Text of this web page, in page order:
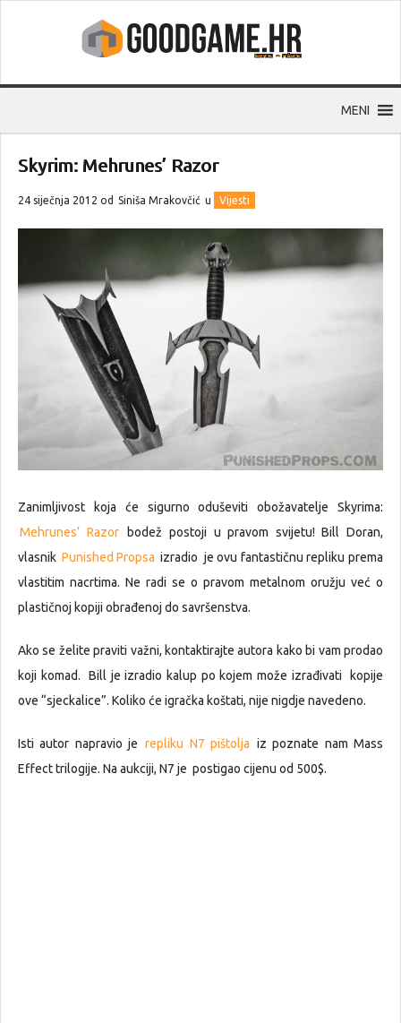
MENI
Skyrim: Mehrunes’ Razor
24 siječnja 2012 od Siniša Mrakovčić u Vijesti
Zanimljivost koja će sigurno oduševiti obožavatelje Skyrima:
Mehrunes’ Razor
bodež postoji u pravom svijetu! Bill Doran,
vlasnik Punished Propsa izradio je ovu fantastičnu repliku prema
vlastitim nacrtima. Ne radi se o pravom metalnom oružju već o
plastičnoj kopiji obrađenoj do savršenstva.
Ako se želite praviti važni, kontaktirajte autora kako bi vam prodao
koji komad. Bill je izradio kalup po kojem može izrađivati kopije
ove “sjeckalice”. Koliko će igračka koštati, nije nigdje navedeno.
Isti autor napravio je repliku N7 pištolja iz poznate nam Mass
Effect trilogije. Na aukciji, N7 je postigao cijenu od 500$.